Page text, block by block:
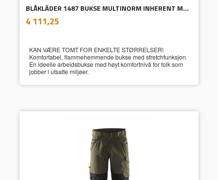
BLÅKLÄDER 1487 BUKSE MULTINORM INHERENT MED STRETCH
Pris
4 111,25
KAN VÆRE TOMT FOR ENKELTE STØRRELSER!
Komfortabel, flammehemmende bukse med stretchfunksjon.
En ideelle arbeidsbukse med høyt komfortnivå for folk som
jobber i utsatte miljøer.